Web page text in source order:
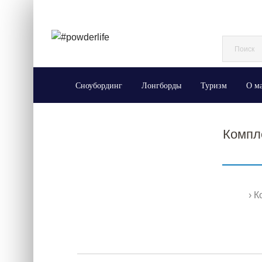
Сноубординг Лонгборды Туризм О